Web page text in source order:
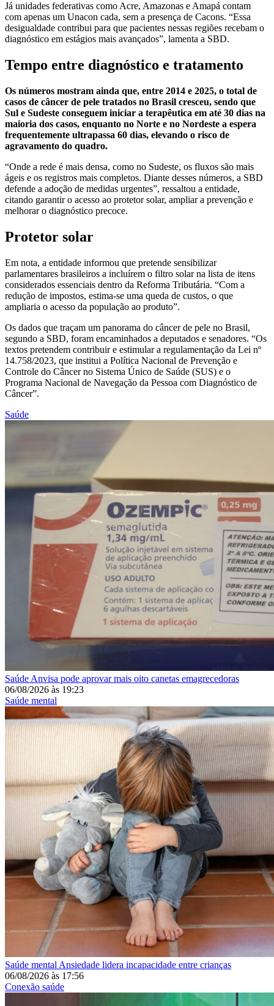
Já unidades federativas como Acre, Amazonas e Amapá contam
com apenas um Unacon cada, sem a presença de Cacons. “Essa
desigualdade contribui para que pacientes nessas regiões recebam o
diagnóstico em estágios mais avançados”, lamenta a SBD.
Tempo entre diagnóstico e tratamento
Os números mostram ainda que, entre 2014 e 2025, o total de
casos de câncer de pele tratados no Brasil cresceu, sendo que
Sul e Sudeste conseguem iniciar a terapêutica em até 30 dias na
maioria dos casos, enquanto no Norte e no Nordeste a espera
frequentemente ultrapassa 60 dias, elevando o risco de
agravamento do quadro.
“Onde a rede é mais densa, como no Sudeste, os fluxos são mais
ágeis e os registros mais completos. Diante desses números, a SBD
defende a adoção de medidas urgentes”, ressaltou a entidade,
citando garantir o acesso ao protetor solar, ampliar a prevenção e
melhorar o diagnóstico precoce.
Protetor solar
Em nota, a entidade informou que pretende sensibilizar
parlamentares brasileiros a incluírem o filtro solar na lista de itens
considerados essenciais dentro da Reforma Tributária. “Com a
redução de impostos, estima-se uma queda de custos, o que
ampliaria o acesso da população ao produto”.
Os dados que traçam um panorama do câncer de pele no Brasil,
segundo a SBD, foram encaminhados a deputados e senadores. “Os
textos pretendem contribuir e estimular a regulamentação da Lei nº
14.758/2023, que institui a Política Nacional de Prevenção e
Controle do Câncer no Sistema Único de Saúde (SUS) e o
Programa Nacional de Navegação da Pessoa com Diagnóstico de
Câncer”.
Saúde
Saúde Anvisa pode aprovar mais oito canetas emagrecedoras
06/08/2026 às 19:23
Saúde mental
Saúde mental Ansiedade lidera incapacidade entre crianças
06/08/2026 às 17:56
Conexão saúde